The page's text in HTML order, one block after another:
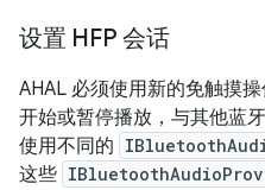
设置 HFP 会话
AHAL 必须使用新的免触摸
开始或暂停播放，与其他蓝
使用不同的
这些